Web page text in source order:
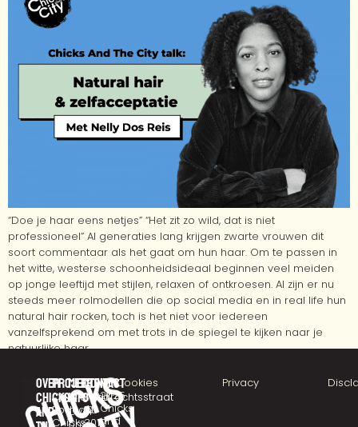
“Doe je haar eens netjes” “Het zit zo wild, dat is niet
professioneel” Al generaties lang krijgen zwarte vrouwen dit
soort commentaar als het gaat om hun haar. Om te passen in
het witte, westerse schoonheidsideaal beginnen veel meiden
op jonge leeftijd met stijlen, relaxen of ontkroesen. Al zijn er nu
steeds meer rolmodellen die op social media en in real life hun
natural hair rocken, toch is het niet voor iedereen
vanzelfsprekend om met trots in de spiegel te kijken naar je
natuurlijke haar.
Over
chicks
and
Projecten
CHICKSTALK
Podcast
Chicks
Meer
info
Over
Contact
Eendrachtsstraat
10
3012
©
2025
Chicks
and
Cookies Privacy